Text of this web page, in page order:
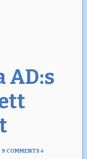
AD:s
9 COMMENTS ↓